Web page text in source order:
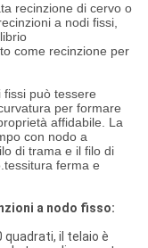
recinzione di cervo o
a nodi fissi,
come recinzione per
può tessere
per formare
affidabile. La
con nodo a
di trama e il filo di
ferma e
a nodo fisso:
quadrati, il telaio è